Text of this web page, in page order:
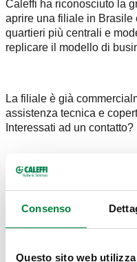
Consenso
Questo sito web
Caleffi ha riconosciuto la
aprire una filiale in Brasile
quartieri più centrali e
replicare il modello di
La filiale è già
assistenza tecnica e
Interessati ad un contatto?
Contact us at:
São Paulo - SP